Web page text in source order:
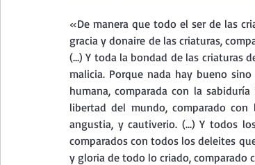
Textos selectos de espiritualidad La vida
Taller de oración con los Salmos Retiro
Meditaciones Semana Santa 2023
«De manera que todo el ser de las
gracia y donaire de las criaturas,
(...) Y toda la bondad de las criaturas
malicia. Porque nada hay bueno
humana, comparada con la
libertad del mundo, comparado
angustia, y cautiverio. (...) Y todos
comparados con todos los deleites
y gloria de todo lo criado, comparado